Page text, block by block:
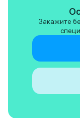
Закажите